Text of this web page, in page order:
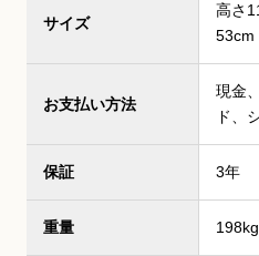
サイズ
高さ
53cm
お支払い方法
現金
ド、
保証 3年
重量 198kg